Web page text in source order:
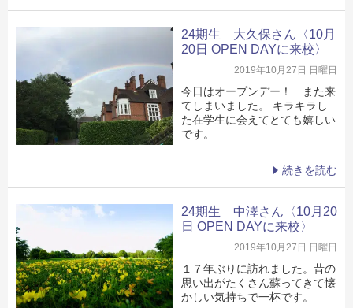
24期生 大久保さん〈10月
20日 OPEN DAYに来校〉
2019年10月27日 日曜日
今日はオープンデー！ また来
てしまいました。 キラキラし
た在学生に会えてとても嬉しい
です。
続きを読む
24期生 中澤さん〈10月20
日 OPEN DAYに来校〉
2019年10月27日 日曜日
１７年ぶりに訪れました。昔の
思い出がたくさん蘇ってきて懐
かしい気持ちで一杯です。